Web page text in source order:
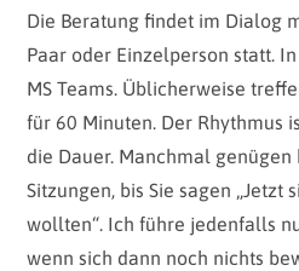
Die Beratung findet im Dialog
Paar oder Einzelperson statt.
MS Teams. Üblicherweise
für 60 Minuten. Der Rhythmus
die Dauer. Manchmal
Sitzungen, bis Sie sagen „Jetzt
wollten“. Ich führe jedenfalls
wenn sich dann noch nichts